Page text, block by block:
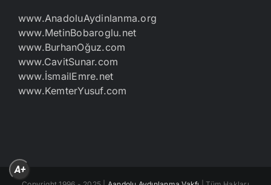
www.AnadoluAydinlanma.org
www.MetinBobaroglu.net
www.BurhanOğuz.com
www.CavitSunar.com
www.İsmailEmre.net
www.KemterYusuf.com
A+